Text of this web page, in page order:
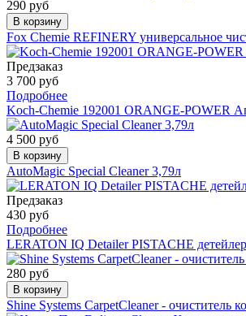
290 руб
В корзину
Fox Chemie REFINERY универсальное
Предзаказ
3 700 руб
Подробнее
Koch-Chemie 192001 ORANGE-POWER
4 500 руб
В корзину
AutoMagic Special Cleaner 3,79л
Предзаказ
430 руб
Подробнее
LERATON IQ Detailer PISTACHE
280 руб
В корзину
Shine Systems CarpetCleaner -